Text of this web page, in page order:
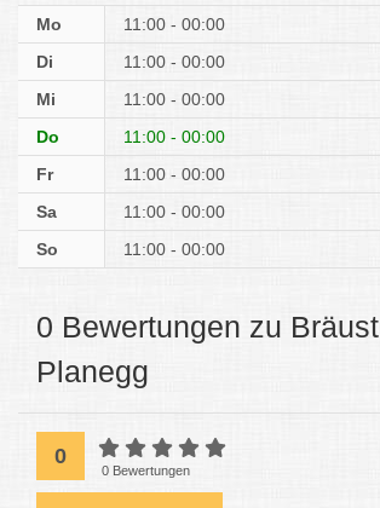
Mo
11:00 - 00:00
Di
11:00 - 00:00
Mi
11:00 - 00:00
Do
11:00 - 00:00
Fr
11:00 - 00:00
Sa
11:00 - 00:00
So
11:00 - 00:00
0 Bewertungen zu
Planegg
0
0 Bewertungen